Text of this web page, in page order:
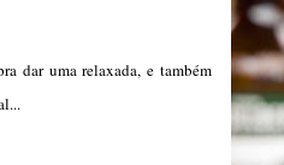
dar uma relaxada, e também